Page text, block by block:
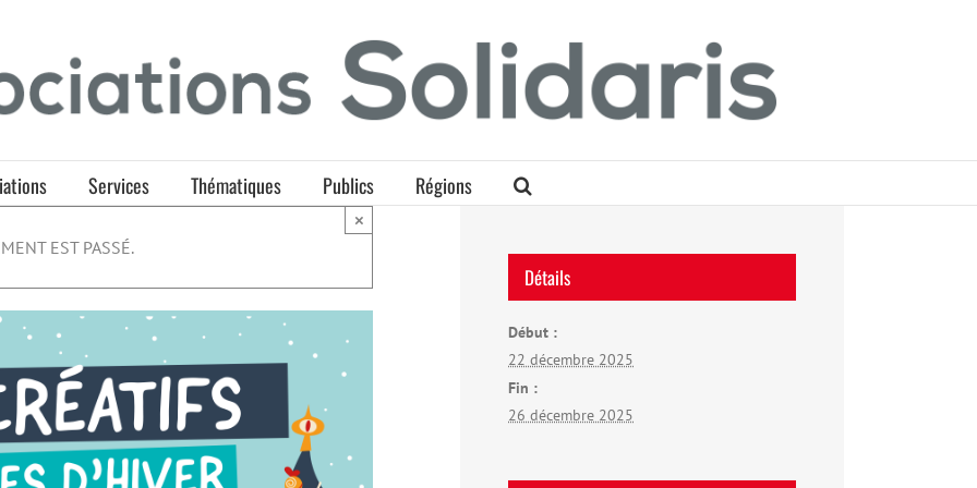
Services Thématiques Publics Régions
EST PASSÉ.
×
Détails
Début :
22 décembre 2025
Fin :
26 décembre 2025